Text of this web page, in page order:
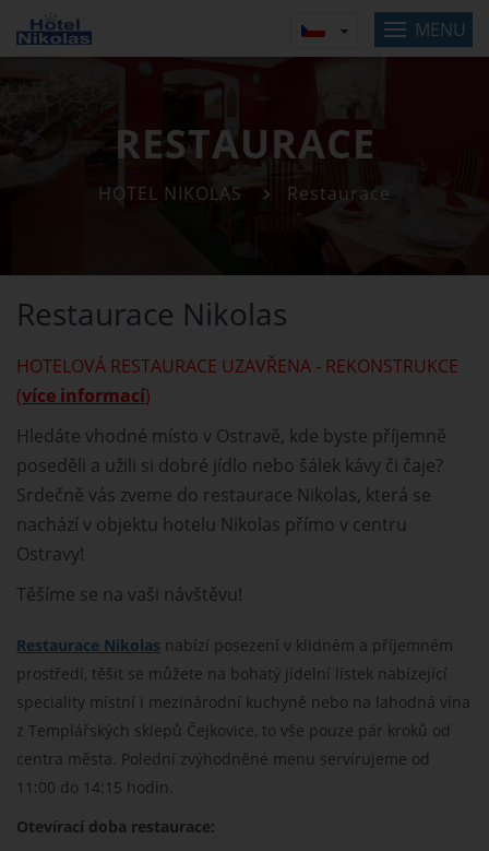
MENU
RESTAURACE
HOTEL NIKOLAS Restaurace
Restaurace Nikolas
HOTELOVÁ RESTAURACE UZAVŘENA - REKONSTRUKCE
(více informací)
Hledáte vhodné místo v Ostravě, kde byste příjemně
poseděli a užili si dobré jídlo nebo šálek kávy či čaje?
Srdečně vás zveme do restaurace Nikolas, která se
nachází v objektu hotelu Nikolas přímo v centru
Ostravy!
Těšíme se na vaši návštěvu!
Restaurace Nikolas nabízí posezení v klidném a příjemném
prostředí, těšit se můžete na bohatý jídelní lístek nabízející
speciality místní i mezinárodní kuchyně nebo na lahodná vína
z Templářských sklepů Čejkovice, to vše pouze pár kroků od
centra města. Polední zvýhodněné menu servírujeme od
11:00 do 14:15 hodin.
Otevírací doba restaurace: